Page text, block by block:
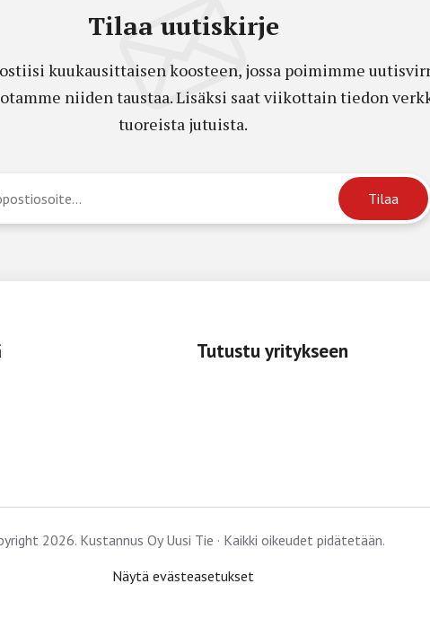
Tilaa uutiskirje
kuukausittaisen koosteen, jossa poimimme
niiden taustaa. Lisäksi saat viikottain tiedon
tuoreista jutuista.
Tutustu yritykseen
2026. Kustannus Oy Uusi Tie · Kaikki oikeudet pidätetään.
Näytä evästeasetukset